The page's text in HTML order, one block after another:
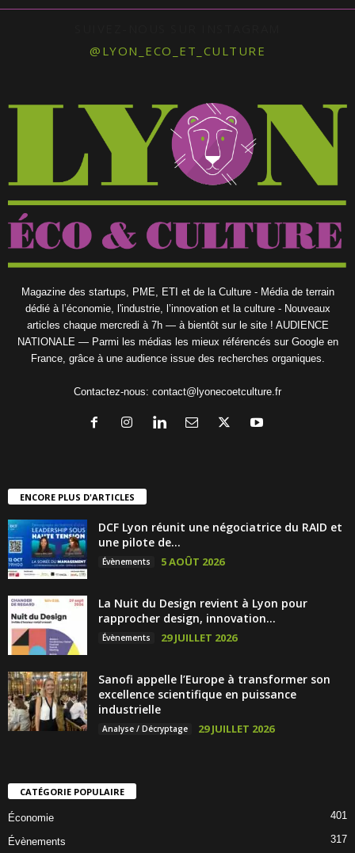
@LYON_ECO_ET_CULTURE
Magazine des startups, PME, ETI et de la Culture - Média de terrain
dédié à l’économie, l'industrie, l’innovation et la culture - Nouveaux
articles chaque mercredi à 7h — à bientôt sur le site ! AUDIENCE
NATIONALE — Parmi les médias les mieux référencés sur Google en
France, grâce à une audience issue des recherches organiques.
Contactez-nous: contact@lyonecoetculture.fr
ENCORE PLUS D'ARTICLES
DCF Lyon réunit une négociatrice du RAID et
une pilote de...
Évènements 5 AOÛT 2026
La Nuit du Design revient à Lyon pour
rapprocher design, innovation...
Évènements 29 JUILLET 2026
Sanofi appelle l’Europe à transformer son
excellence scientifique en puissance
industrielle
Analyse / Décryptage 29 JUILLET 2026
CATÉGORIE POPULAIRE
Économie 401
Évènements 317